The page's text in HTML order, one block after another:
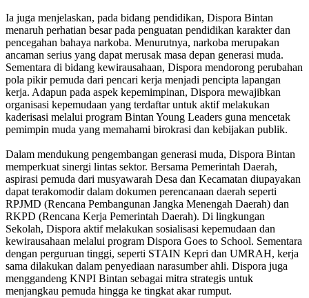
Ia juga menjelaskan, pada bidang pendidikan, Dispora Bintan
menaruh perhatian besar pada penguatan pendidikan karakter dan
pencegahan bahaya narkoba. Menurutnya, narkoba merupakan
ancaman serius yang dapat merusak masa depan generasi muda.
Sementara di bidang kewirausahaan, Dispora mendorong perubahan
pola pikir pemuda dari pencari kerja menjadi pencipta lapangan
kerja. Adapun pada aspek kepemimpinan, Dispora mewajibkan
organisasi kepemudaan yang terdaftar untuk aktif melakukan
kaderisasi melalui program Bintan Young Leaders guna mencetak
pemimpin muda yang memahami birokrasi dan kebijakan publik.
Dalam mendukung pengembangan generasi muda, Dispora Bintan
memperkuat sinergi lintas sektor. Bersama Pemerintah Daerah,
aspirasi pemuda dari musyawarah Desa dan Kecamatan diupayakan
dapat terakomodir dalam dokumen perencanaan daerah seperti
RPJMD (Rencana Pembangunan Jangka Menengah Daerah) dan
RKPD (Rencana Kerja Pemerintah Daerah). Di lingkungan
Sekolah, Dispora aktif melakukan sosialisasi kepemudaan dan
kewirausahaan melalui program Dispora Goes to School. Sementara
dengan perguruan tinggi, seperti STAIN Kepri dan UMRAH, kerja
sama dilakukan dalam penyediaan narasumber ahli. Dispora juga
menggandeng KNPI Bintan sebagai mitra strategis untuk
menjangkau pemuda hingga ke tingkat akar rumput.